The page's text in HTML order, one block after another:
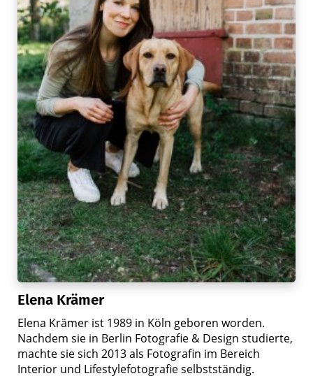
Elena Krämer
Elena Krämer ist 1989 in Köln geboren worden.
Nachdem sie in Berlin Fotografie & Design studierte,
machte sie sich 2013 als Fotografin im Bereich
Interior und Lifestylefotografie selbstständig.